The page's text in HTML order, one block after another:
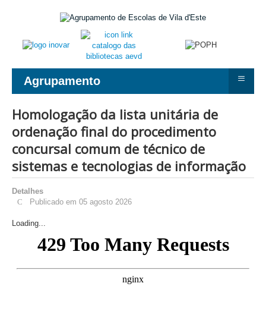
Agrupamento ≡
Homologação da lista unitária de
ordenação final do procedimento
concursal comum de técnico de
sistemas e tecnologias de informação
Detalhes
Publicado em 05 agosto 2026
Loading...